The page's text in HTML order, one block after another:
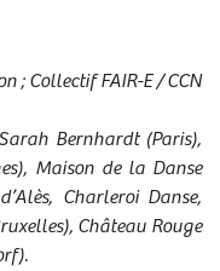
; Collectif FAIR-E / CCN
Bernhardt (Paris),
Maison de la Danse
Charleroi Danse,
Château Rouge